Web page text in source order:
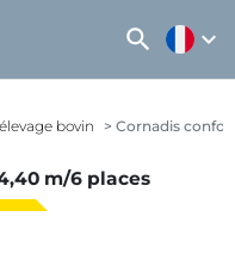
search expand_more
bovin Cornadis
m/6 places